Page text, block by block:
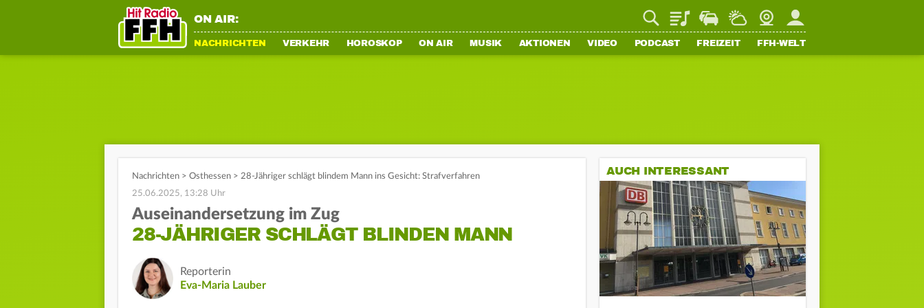
ON AIR: PlaylistStaupilotWetterWebcamMein FFH
NACHRICHTEN VERKEHR HOROSKOP ON AIR MUSIK AKTIONEN VIDEO PODCAST FREIZEIT FFH-WELT
Nachrichten > Osthessen > 28-Jähriger schlägt blindem Mann ins Gesicht: Strafverfahren
25.06.2025, 13:28 Uhr
Auseinandersetzung im Zug
28-JÄHRIGER SCHLÄGT BLINDEN MANN
Reporterin
Eva-Maria Lauber
AUCH INTERESSANT